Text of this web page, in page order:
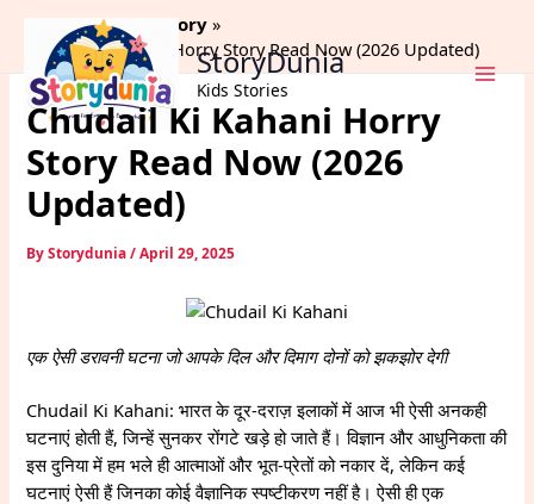
content
StoryDunia
Kids Stories
Home
Horror Story
Chudail Ki Kahani Horry Story Read Now (2026 Updated)
Chudail Ki Kahani Horry
Story Read Now (2026
Updated)
ByStorydunia/April 29, 2025
एक ऐसी डरावनी घटना जो आपके दिल और दिमाग दोनों को झकझोर देगी
Chudail Ki Kahani: भारत के दूर-दराज़ इलाकों में आज भी ऐसी अनकही
घटनाएं होती हैं, जिन्हें सुनकर रोंगटे खड़े हो जाते हैं। विज्ञान और आधुनिकता की
इस दुनिया में हम भले ही आत्माओं और भूत-प्रेतों को नकार दें, लेकिन कई
घटनाएं ऐसी हैं जिनका कोई वैज्ञानिक स्पष्टीकरण नहीं है। ऐसी ही एक